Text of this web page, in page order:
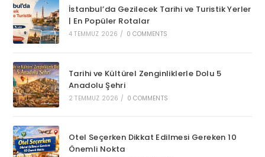
İstanbul’da Gezilecek Tarihi ve Turistik Yerler
| En Popüler Rotalar
4 TEMMUZ 2026 / 0 COMMENTS
Tarihi ve Kültürel Zenginliklerle Dolu 5
Anadolu Şehri
2 TEMMUZ 2026 / 0 COMMENTS
Otel Seçerken Dikkat Edilmesi Gereken 10
Önemli Nokta